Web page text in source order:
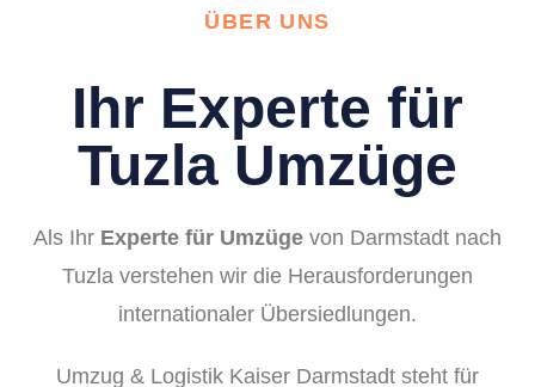
ÜBER UNS
Ihr Experte für
Tuzla Umzüge
Als Ihr Experte für Umzüge von Darmstadt nach
Tuzla verstehen wir die Herausforderungen
internationaler Übersiedlungen.
Umzug & Logistik Kaiser Darmstadt steht für